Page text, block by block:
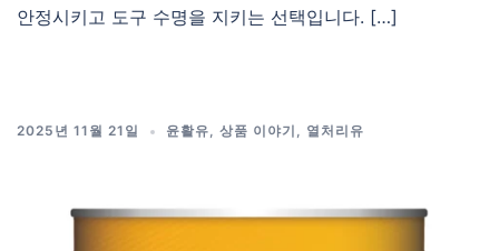
안정시키고 도구 수명을 지키는 선택입니다. […]
2025년 11월 21일 윤활유, 상품 이야기 , 열처리유